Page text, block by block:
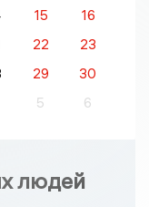
15
16
22
23
29
30
5 6
людей